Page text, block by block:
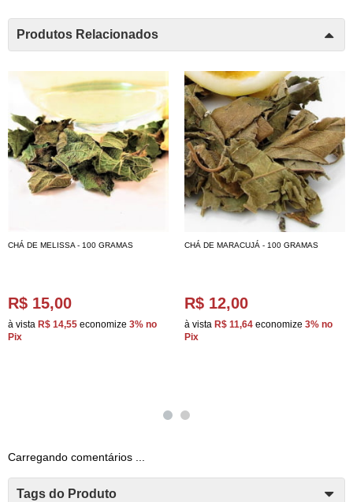
Produtos Relacionados
CHÁ DE MELISSA - 100 GRAMAS
R$ 15,00
à vista R$ 14,55 economize 3% no
Pix
CHÁ DE MARACUJÁ - 100 GRAMAS
R$ 12,00
à vista R$ 11,64 economize 3% no
Pix
Carregando comentários ...
Tags do Produto